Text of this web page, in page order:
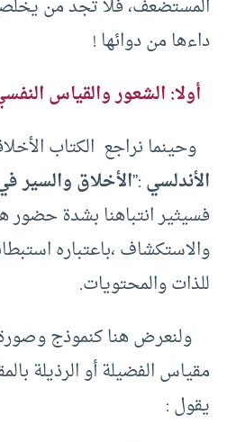
المستضعف، فلا تجد من
داءها من دوائها !
أولا: الشعور والقياس
وحينما نراجع الكتاب
الأندلسي:”الأخلاق والسير
فسيثير انتباهنا بشدة حضور
والاستكشاف ،باعتباره
للذات والمحتويات.
ولنعرض هنا كنموذج
مقياس الفضيلة أو الرذيلة
يقول :